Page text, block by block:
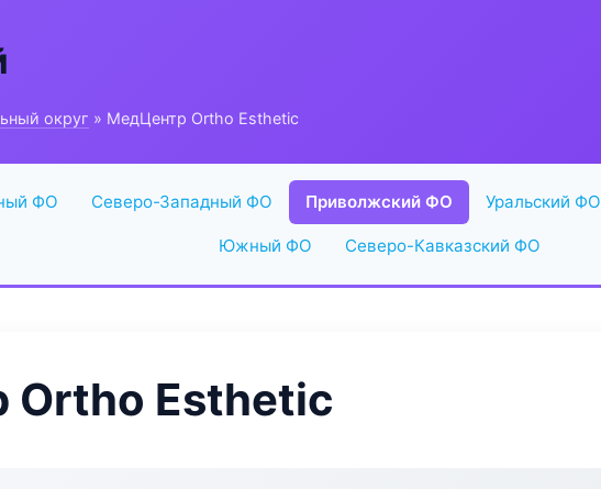
округ » МедЦентр Ortho Esthetic
ФО Северо-Западный ФО Приволжский ФО Уральский ФО
Южный ФО Северо-Кавказский ФО
Esthetic